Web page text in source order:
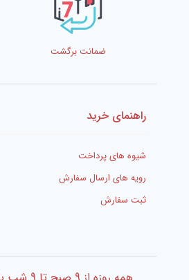
ضمانت برگشت
راهنمای خرید
شیوه های پرداخت
رویه های ارسال سفارش
ثبت سفارش